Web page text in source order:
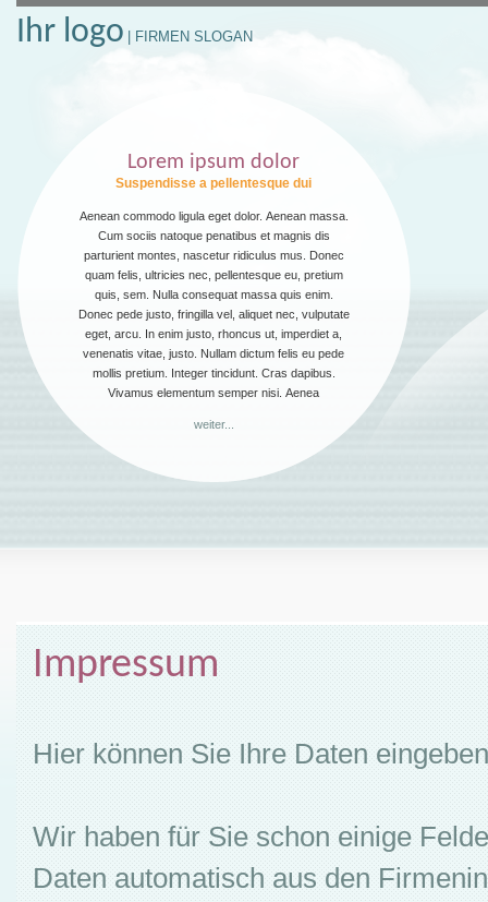
Ihr logo | FIRMEN SLOGAN
Lorem ipsum dolor
Suspendisse a pellentesque dui
Aenean commodo ligula eget dolor. Aenean massa.
Cum sociis natoque penatibus et magnis dis
parturient montes, nascetur ridiculus mus. Donec
quam felis, ultricies nec, pellentesque eu, pretium
quis, sem. Nulla consequat massa quis enim.
Donec pede justo, fringilla vel, aliquet nec, vulputate
eget, arcu. In enim justo, rhoncus ut, imperdiet a,
venenatis vitae, justo. Nullam dictum felis eu pede
mollis pretium. Integer tincidunt. Cras dapibus.
Vivamus elementum semper nisi. Aenea
weiter...
Impressum
Hier können Sie Ihre Daten
Wir haben für Sie schon einige
Daten automatisch aus den